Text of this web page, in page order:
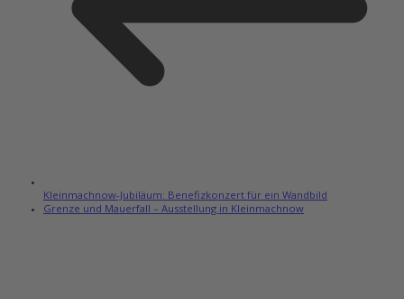
Kleinmachnow-Jubiläum: Benefizkonzert für ein Wandbild
Grenze und Mauerfall – Ausstellung in Kleinmachnow